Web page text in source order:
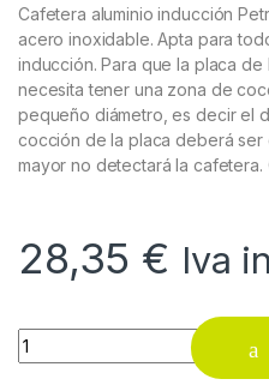
Cafetera aluminio inducción
acero inoxidable. Apta para
inducción. Para que la placa
necesita tener una zona de
pequeño diámetro, es decir el
cocción de la placa deberá ser
mayor no detectará la cafetera.
28,35 € Iva
Cafetera aluminio inducción